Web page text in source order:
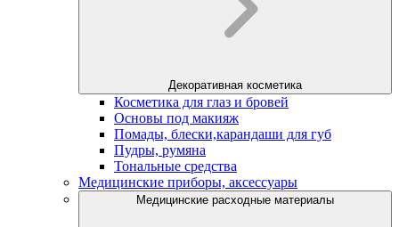
Декоративная косметика
Косметика для глаз и бровей
Основы под макияж
Помады, блески,карандаши для губ
Пудры, румяна
Тональные средства
Медицинские приборы, аксессуары
Медицинские расходные материалы